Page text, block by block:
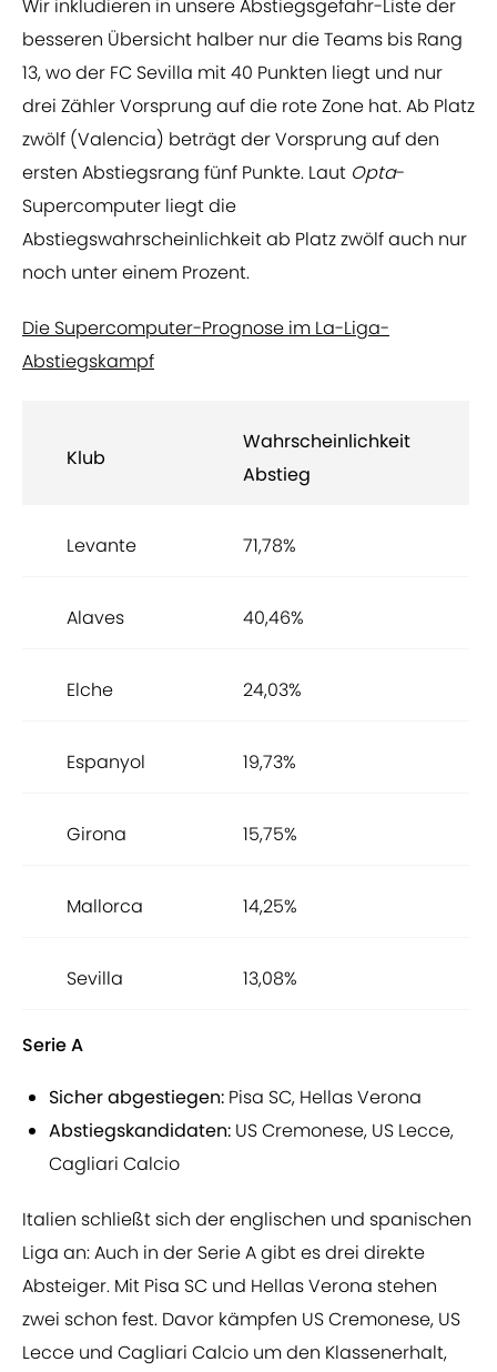
Wir inkludieren in unsere Abstiegsgefahr-Liste der
besseren Übersicht halber nur die Teams bis Rang
13, wo der FC Sevilla mit 40 Punkten liegt und nur
drei Zähler Vorsprung auf die rote Zone hat. Ab Platz
zwölf (Valencia) beträgt der Vorsprung auf den
ersten Abstiegsrang fünf Punkte. Laut Opta-
Supercomputer liegt die
Abstiegswahrscheinlichkeit ab Platz zwölf auch nur
noch unter einem Prozent.
Die Supercomputer-Prognose im La-Liga-
Abstiegskampf
Klub
Wahrscheinlichkeit
Abstieg
Levante 71,78%
Alaves 40,46%
Elche 24,03%
Espanyol 19,73%
Girona 15,75%
Mallorca 14,25%
Sevilla 13,08%
Serie A
Sicher abgestiegen: Pisa SC, Hellas Verona
Abstiegskandidaten: US Cremonese, US Lecce,
Cagliari Calcio
Italien schließt sich der englischen und spanischen
Liga an: Auch in der Serie A gibt es drei direkte
Absteiger. Mit Pisa SC und Hellas Verona stehen
zwei schon fest. Davor kämpfen US Cremonese, US
Lecce und Cagliari Calcio um den Klassenerhalt,